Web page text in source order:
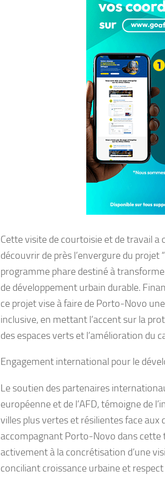
Cette visite de courtoisie et de travail a
découvrir de près l’envergure du projet
programme phare destiné à
de développement urbain durable.
ce projet vise à faire de Porto-Novo
inclusive, en mettant l’accent sur la
des espaces verts et l’amélioration du
Engagement international pour le
Le soutien des partenaires
européenne et de l’AFD, témoigne de
villes plus vertes et résilientes face aux
accompagnant Porto-Novo dans
activement à la concrétisation d’une
conciliant croissance urbaine et